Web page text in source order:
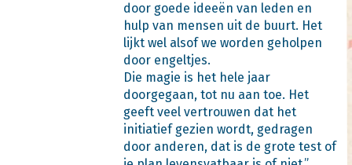
door goede ideeën van leden en
hulp van mensen uit de buurt. Het
lijkt wel alsof we worden geholpen
door engeltjes.
Die magie is het hele jaar
doorgegaan, tot nu aan toe. Het
geeft veel vertrouwen dat het
initiatief gezien wordt, gedragen
door anderen, dat is de grote test of